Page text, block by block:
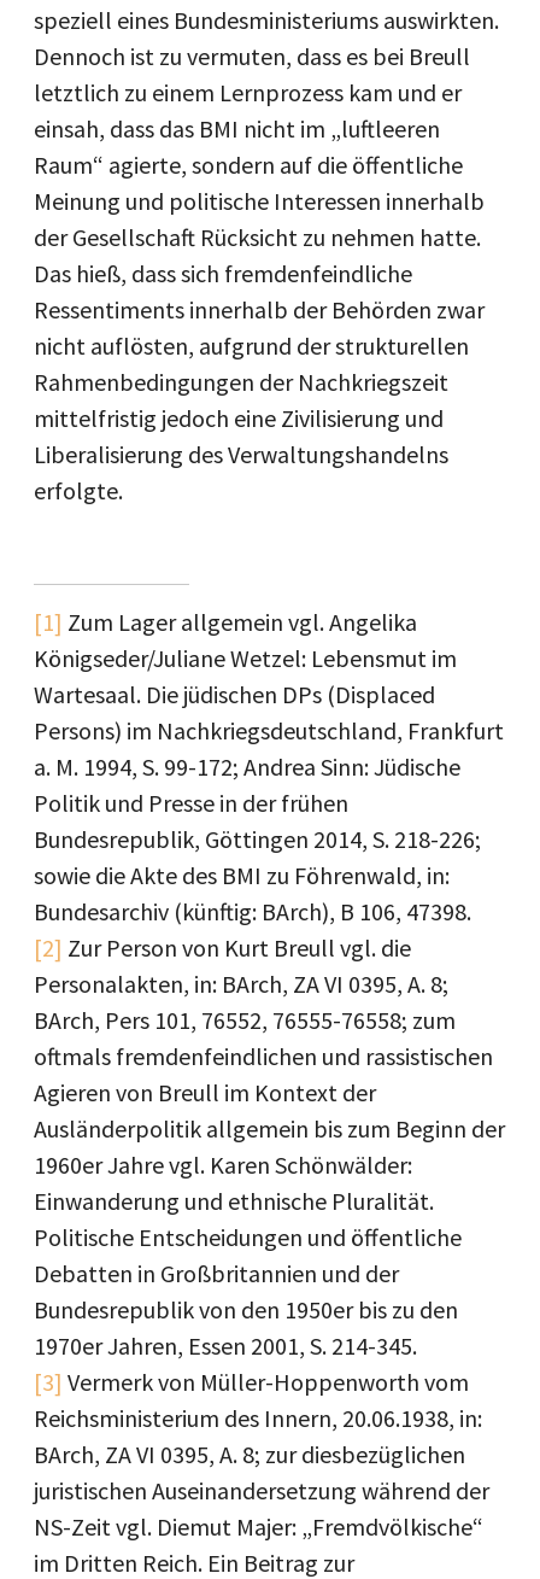
speziell eines Bundesministeriums auswirkten.
Dennoch ist zu vermuten, dass es bei Breull
letztlich zu einem Lernprozess kam und er
einsah, dass das BMI nicht im „luftleeren
Raum“ agierte, sondern auf die öffentliche
Meinung und politische Interessen innerhalb
der Gesellschaft Rücksicht zu nehmen hatte.
Das hieß, dass sich fremdenfeindliche
Ressentiments innerhalb der Behörden zwar
nicht auflösten, aufgrund der strukturellen
Rahmenbedingungen der Nachkriegszeit
mittelfristig jedoch eine Zivilisierung und
Liberalisierung des Verwaltungshandelns
erfolgte.
[1] Zum Lager allgemein vgl. Angelika
Königseder/Juliane Wetzel: Lebensmut im
Wartesaal. Die jüdischen DPs (Displaced
Persons) im Nachkriegsdeutschland, Frankfurt
a. M. 1994, S. 99-172; Andrea Sinn: Jüdische
Politik und Presse in der frühen
Bundesrepublik, Göttingen 2014, S. 218-226;
sowie die Akte des BMI zu Föhrenwald, in:
Bundesarchiv (künftig: BArch), B 106, 47398.
[2] Zur Person von Kurt Breull vgl. die
Personalakten, in: BArch, ZA VI 0395, A. 8;
BArch, Pers 101, 76552, 76555-76558; zum
oftmals fremdenfeindlichen und rassistischen
Agieren von Breull im Kontext der
Ausländerpolitik allgemein bis zum Beginn der
1960er Jahre vgl. Karen Schönwälder:
Einwanderung und ethnische Pluralität.
Politische Entscheidungen und öffentliche
Debatten in Großbritannien und der
Bundesrepublik von den 1950er bis zu den
1970er Jahren, Essen 2001, S. 214-345.
[3] Vermerk von Müller-Hoppenworth vom
Reichsministerium des Innern, 20.06.1938, in:
BArch, ZA VI 0395, A. 8; zur diesbezüglichen
juristischen Auseinandersetzung während der
NS-Zeit vgl. Diemut Majer: „Fremdvölkische“
im Dritten Reich. Ein Beitrag zur